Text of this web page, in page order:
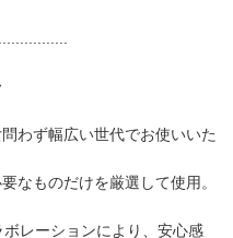
わず幅広い世代でお使いいた
なものだけを厳選して使用。
レーションにより、安心感